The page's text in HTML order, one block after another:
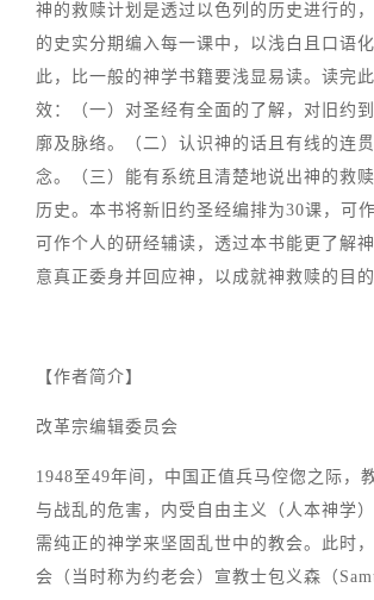
神的救赎计划是透过以色列的历史进行的
的史实分期编入每一课中，以浅白且口语
此，比一般的神学书籍要浅显易读。读完
效：（一）对圣经有全面的了解，对旧约
廓及脉络。（二）认识神的话且有线的连
念。（三）能有系统且清楚地说出神的救
历史。本书将新旧约圣经编排为30课，可
可作个人的研经辅读，透过本书能更了解
意真正委身并回应神，以成就神救赎的目
【作者简介】
改革宗编辑委员会
1948至49年间，中国正值兵马倥偬之际，
与战乱的危害，内受自由主义（人本神学
需纯正的神学来坚固乱世中的教会。此时
会（当时称为约老会）宣教士包义森（